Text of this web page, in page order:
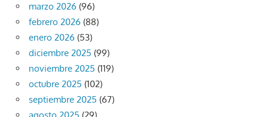
marzo 2026 (96)
febrero 2026 (88)
enero 2026 (53)
diciembre 2025 (99)
noviembre 2025 (119)
octubre 2025 (102)
septiembre 2025 (67)